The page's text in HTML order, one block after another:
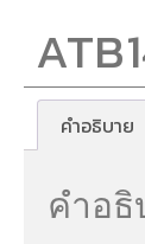
คำอธิบาย
คำอธิ